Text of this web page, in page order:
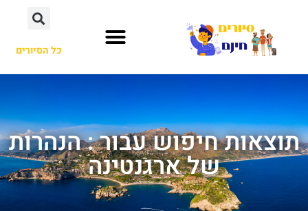
כל הסיורים
תוצאות חיפוש עבור : הנהרות
של ארגנטינה